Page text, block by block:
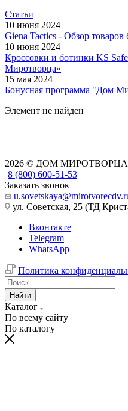
Статьи
10 июня 2024
Giena Tactics - Обзор товаров
10 июня 2024
Кроссовки и ботинки KS
Миротворца»
15 мая 2024
Бонусная программа "Дом
Элемент не найден
2026 © ДОМ МИРОТВОРЦА
8 (800) 600-51-53
Заказать звонок
ул. Советская, 25 (ТД
Вконтакте
Telegram
WhatsApp
Политика
Найти
Каталог
По всему сайту
По каталогу